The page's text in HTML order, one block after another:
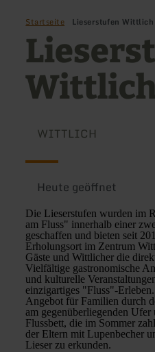
Startseite Lieserstufen Wittlich
WITTLICH
Heute geöffnet
Die Lieserstufen wurden im
am Fluss" innerhalb einer
geschaffen und bieten seit
Erholungsort im Zentrum
Gäste und Wittlicher die
Vielfältige gastronomische
und kulturelle
einzigartiges "Fluss"-
Angebot für Familien durch
am gegenüberliegenden
Flussbett, die im Sommer
der Eltern mit Lupenbecher
Lieser zu erkunden.